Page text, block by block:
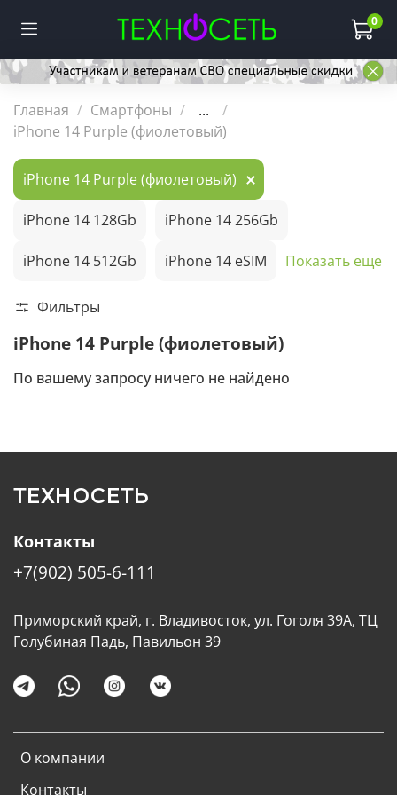
0
Главная Смартфоны
...
iPhone 14 Purple (фиолетовый)
iPhone 14 Purple (фиолетовый)
iPhone 14 128Gb iPhone 14 256Gb
iPhone 14 512Gb iPhone 14 eSIM Показать еще
Фильтры
iPhone 14 Purple (фиолетовый)
По вашему запросу ничего не найдено
ТЕХНОСЕТЬ
О компании
Контакты
Контакты
+7(902) 505-6-111
Приморский край, г. Владивосток, ул. Гоголя 39А, ТЦ
Голубиная Падь, Павильон 39